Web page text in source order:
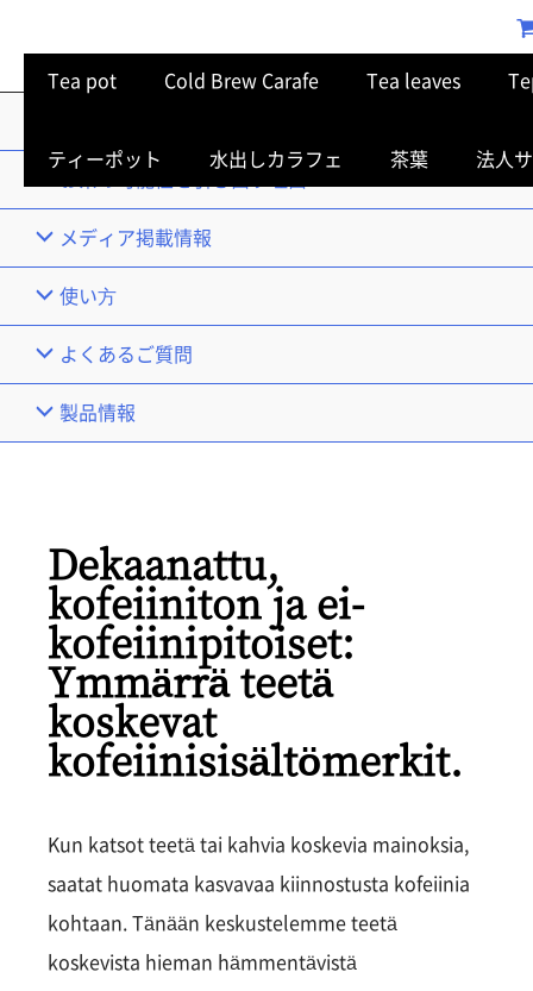
メディア掲載情報
使い⽅
よくあるご質問
製品情報
Tea pot Cold Brew Carafe Tea leaves
ティーポット 水出しカラフェ 茶葉 法人
Dekaanattu,
kofeiiniton ja ei-
kofeiinipitoiset:
Ymmärrä teetä
koskevat
kofeiinisisältömerkit.
Kun katsot teetä tai kahvia koskevia mainoksia,
saatat huomata kasvavaa kiinnostusta kofeiinia
kohtaan. Tänään keskustelemme teetä
koskevista hieman hämmentävistä